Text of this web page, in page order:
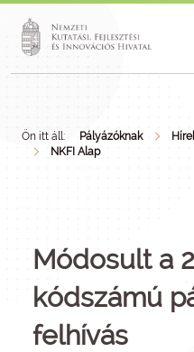
Ön itt áll: Pályázóknak
NKFI Alap
Módosult a
kódszámú
felhívás